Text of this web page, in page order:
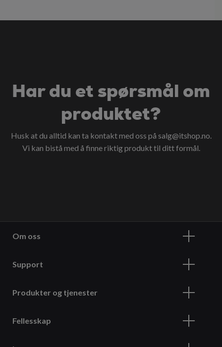
Har du et spørsmål om
produktet?
Husk at du alltid kan ta kontakt med oss på salg@itshop.no.
Vi kan bistå med å finne riktig produkt til ditt formål.
Om oss
Support
Produkter og tjenester
Fellesskap